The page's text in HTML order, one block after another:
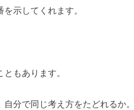
示してくれます。
もあります。
分で同じ考え方をたどれるか。